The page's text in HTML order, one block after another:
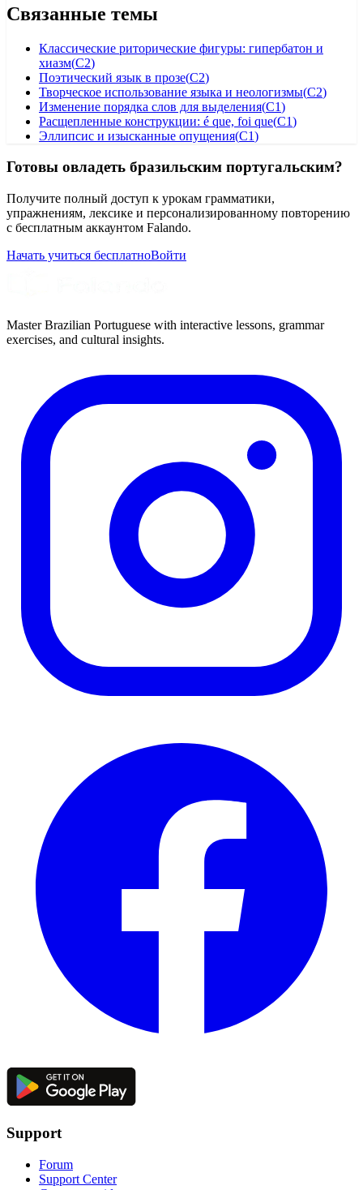
Связанные темы
Классические риторические фигуры: гипербатон и
хиазм(C2)
Поэтический язык в прозе(C2)
Творческое использование языка и неологизмы(C2)
Изменение порядка слов для выделения(C1)
Расщепленные конструкции: é que, foi que(C1)
Эллипсис и изысканные опущения(C1)
Готовы овладеть бразильским португальским?
Получите полный доступ к урокам грамматики,
упражнениям, лексике и персонализированному повторению
с бесплатным аккаунтом Falando.
Начать учиться бесплатноВойти
Master Brazilian Portuguese with interactive lessons, grammar
exercises, and cultural insights.
Support
Forum
Support Center